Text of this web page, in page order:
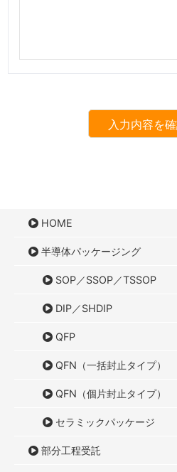
HOME
半導体パッケージング
SOP／SSOP／TSSOP
DIP／SHDIP
QFP
QFN（一括封止タイプ）
QFN（個片封止タイプ）
セラミックパッケージ
部分工程受託